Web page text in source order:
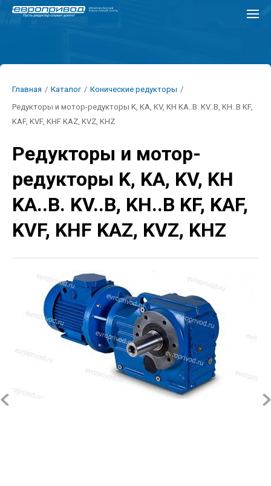
Перейти
Строка
навигации
Главная / Каталог / Конические редукторы /
Редукторы и мотор-редукторы K, KA, KV, KH KA..B. KV..B, KH..B KF,
KAF, KVF, KHF KAZ, KVZ, KHZ
Редукторы и мотор-
редукторы K, KA, KV, KH
KA..B. KV..B, KH..B KF, KAF,
KVF, KHF KAZ, KVZ, KHZ